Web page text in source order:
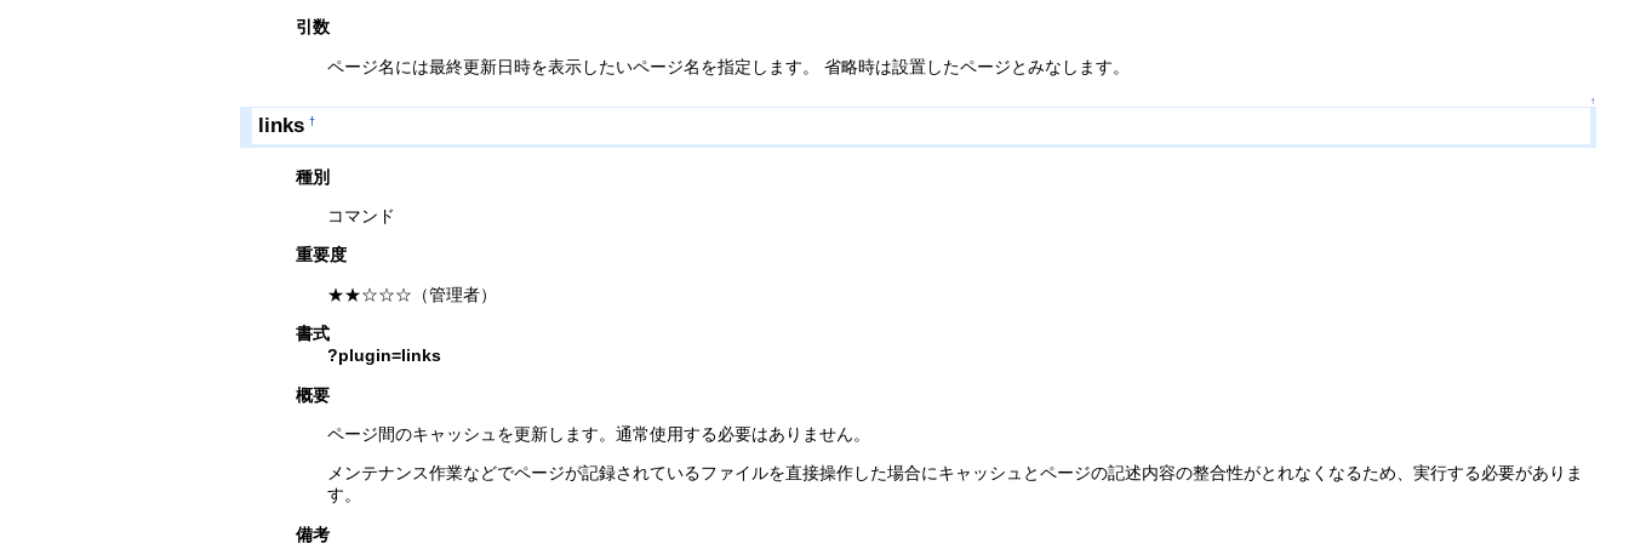
引数
ページ名には最終更新日時を表示したいページ名を指定します。 省略時は設置したページとみなします。
↑
links †
種別
コマンド
重要度
★★☆☆☆（管理者）
書式
?plugin=links
概要
ページ間のキャッシュを更新します。通常使用する必要はありません。
メンテナンス作業などでページが記録されているファイルを直接操作した場合にキャッシュとページの記述内容の整合性がとれなくなるため、実行する必要がありま
す。
備考